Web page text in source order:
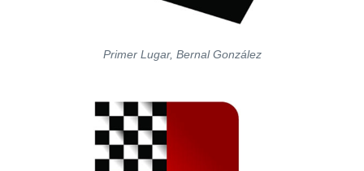
Primer Lugar, Bernal González